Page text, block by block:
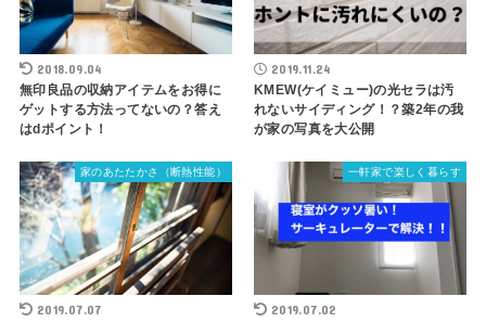
2018.09.04
無印良品の収納アイテムをお得に
ゲットする方法ってないの？答え
はdポイント！
2019.11.24
KMEW(ケイミュー)の光セラは汚
れないサイディング！？築2年の我
が家の写真を大公開
家のあたたかさ（断熱性能）
2019.07.07
一軒家で楽しく暮らす
2019.07.02